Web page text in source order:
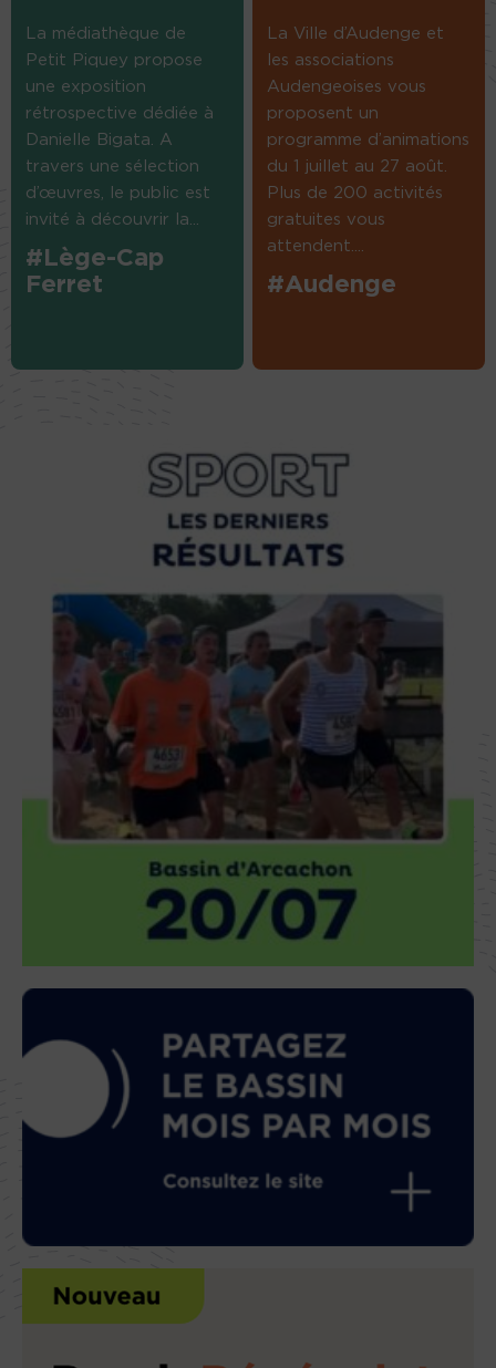
La médiathèque de
Petit Piquey propose
une exposition
rétrospective dédiée à
Danielle Bigata. A
travers une sélection
d’œuvres, le public est
invité à découvrir la...
#Lège-Cap
Ferret
La Ville d’Audenge et
les associations
Audengeoises vous
proposent un
programme d’animations
du 1 juillet au 27 août.
Plus de 200 activités
gratuites vous
attendent....
#Audenge